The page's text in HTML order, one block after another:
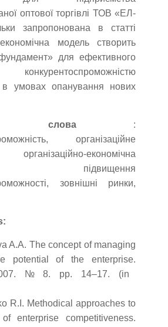
оптової торгівлі ТОВ «ЕЛ-
запропонована в статті
економічна модель створить
для ефективного
в умовах опанування нових
слова:
організаційне
організаційно-економічна
підвищення
зовнішні ринки,
A.A. The concept of managing
potential of the enterprise.
№ 8. pp. 14–17. (in
R.I. Methodical approaches to
enterprise competitiveness.